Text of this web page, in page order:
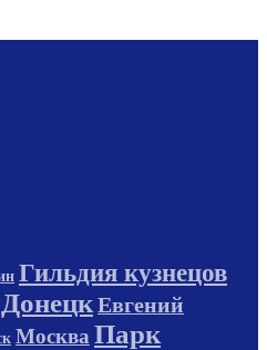
Гильдия кузнецов
ДонецкЕвгений
Москва Парк